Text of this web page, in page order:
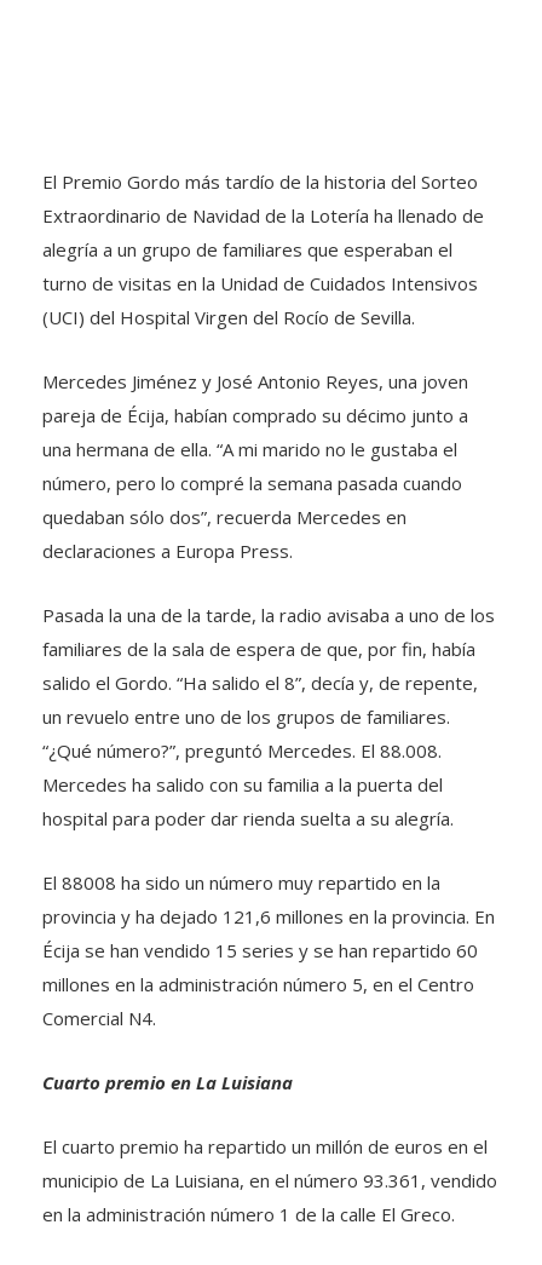
El Premio Gordo más tardío de la historia del Sorteo
Extraordinario de Navidad de la Lotería ha llenado de
alegría a un grupo de familiares que esperaban el
turno de visitas en la Unidad de Cuidados Intensivos
(UCI) del Hospital Virgen del Rocío de Sevilla.
Mercedes Jiménez y José Antonio Reyes, una joven
pareja de Écija, habían comprado su décimo junto a
una hermana de ella. “A mi marido no le gustaba el
número, pero lo compré la semana pasada cuando
quedaban sólo dos”, recuerda Mercedes en
declaraciones a Europa Press.
Pasada la una de la tarde, la radio avisaba a uno de los
familiares de la sala de espera de que, por fin, había
salido el Gordo. “Ha salido el 8”, decía y, de repente,
un revuelo entre uno de los grupos de familiares.
“¿Qué número?”, preguntó Mercedes. El 88.008.
Mercedes ha salido con su familia a la puerta del
hospital para poder dar rienda suelta a su alegría.
El 88008 ha sido un número muy repartido en la
provincia y ha dejado 121,6 millones en la provincia. En
Écija se han vendido 15 series y se han repartido 60
millones en la administración número 5, en el Centro
Comercial N4.
Cuarto premio en La Luisiana
El cuarto premio ha repartido un millón de euros en el
municipio de La Luisiana, en el número 93.361, vendido
en la administración número 1 de la calle El Greco.